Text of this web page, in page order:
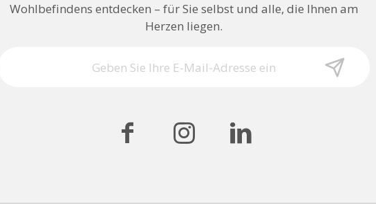
Wohlbefindens entdecken – für Sie selbst und alle, die Ihnen am
Herzen liegen.